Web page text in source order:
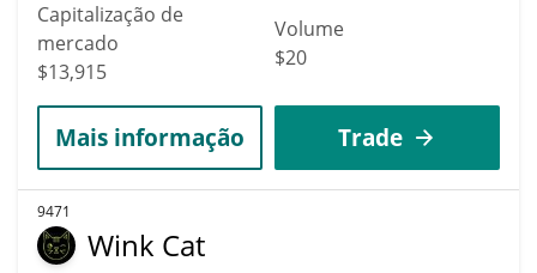
Capitalização de
mercado
$13,915
Volume
$20
Mais informação Trade
9471
Wink Cat